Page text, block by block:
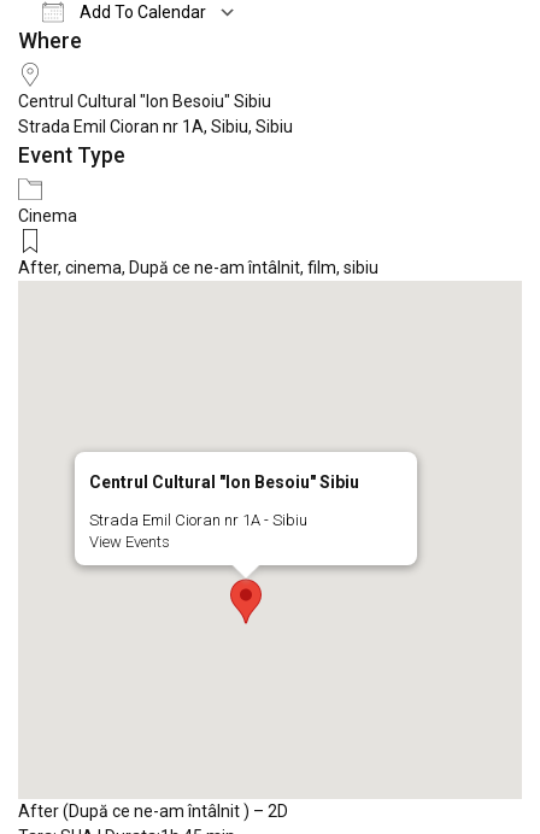
Add To Calendar
Download ICS
Where
Centrul Cultural "Ion Besoiu" Sibiu
Strada Emil Cioran nr 1A, Sibiu, Sibiu
Event Type
Cinema
After, cinema, După ce ne-am întâlnit, film, sibiu
Centrul Cultural "Ion Besoiu" Sibiu
Strada Emil Cioran nr 1A - Sibiu
View Events
After(După ce ne-am întâlnit ) – 2D